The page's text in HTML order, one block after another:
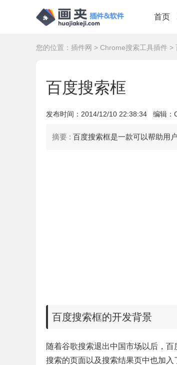
首页
您的位置： 插件网 > Chrome搜索工具插件 >
百度搜索框
发布时间： 2014/12/10 22:38:34 编辑：
摘要 : 百度搜索框是一款可以帮助用
百度搜索框的开发背景
随着谷歌搜索退出中国市场以后，
搜索的页面以及搜索结果页中也加